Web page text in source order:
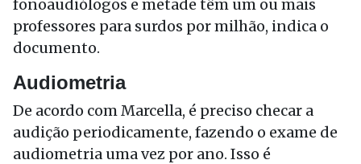
fonoaudiólogos e metade têm um ou mais
professores para surdos por milhão, indica o
documento.
Audiometria
De acordo com Marcella, é preciso checar a
audição periodicamente, fazendo o exame de
audiometria uma vez por ano. Isso é